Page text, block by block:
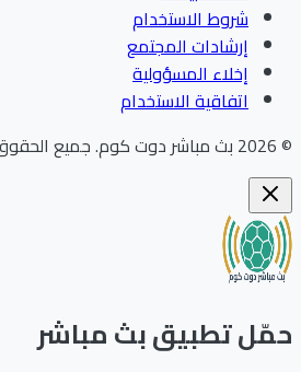
شروط الاستخدام
إرشادات المجتمع
إخلاء المسؤولية
اتفاقية الاستخدام
بث مباشر دوت كوم.جميع الحقوق
تطبيق بث مباشر